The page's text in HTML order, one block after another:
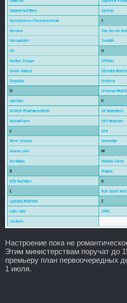
Настроение пока не
Этим министерствам поручат до
премьеру план первоочередных
1 июля.